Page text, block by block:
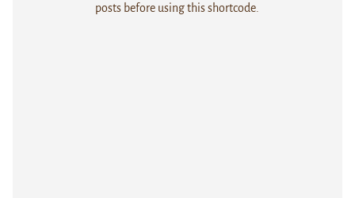
posts before using this shortcode.